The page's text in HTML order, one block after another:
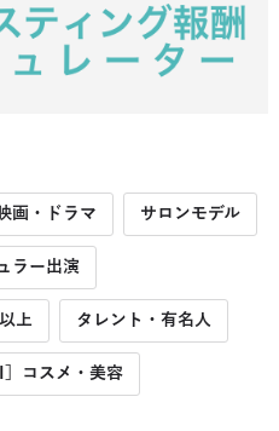
画・ドラマ サロンモデル
ラー出演
上 タレント・有名人
I］コスメ・美容